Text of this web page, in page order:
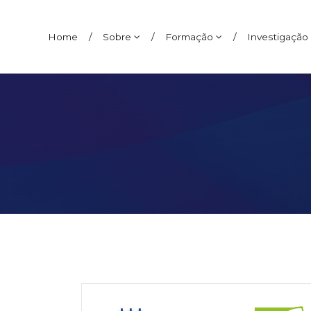
Home / Sobre / Formação / Investigação